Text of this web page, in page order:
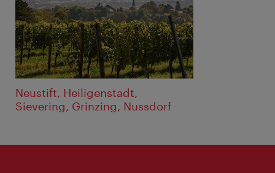
Neustift, Heiligenstadt,
Sievering, Grinzing, Nussdorf